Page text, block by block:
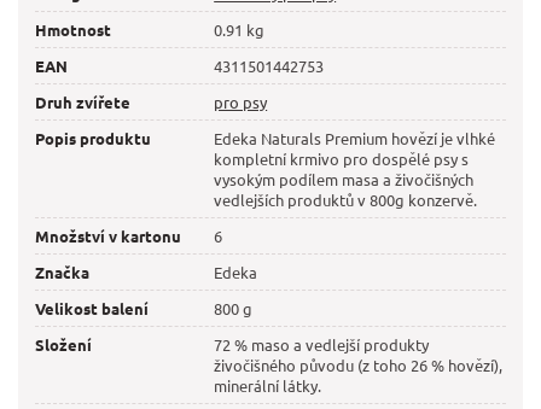
Hmotnost
0.91 kg
EAN
4311501442753
Druh zvířete
pro psy
Popis produktu
Edeka Naturals Premium hovězí je vlhké
kompletní krmivo pro dospělé psy s
vysokým podílem masa a živočišných
vedlejších produktů v 800g konzervě.
Množství v kartonu
6
Značka
Edeka
Velikost balení
800 g
Složení
72 % maso a vedlejší produkty
živočišného původu (z toho 26 % hovězí),
minerální látky.